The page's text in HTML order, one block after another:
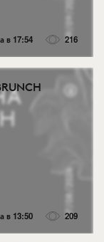
в 17:54 216
в 13:50 209